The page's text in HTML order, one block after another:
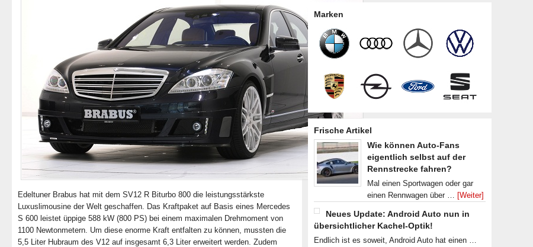
Edeltuner Brabus hat mit dem SV12 R Biturbo 800 die leistungsstärkste
Luxuslimousine der Welt geschaffen. Das Kraftpaket auf Basis eines Mercedes
S 600 leistet üppige 588 kW (800 PS) bei einem maximalen Drehmoment von
1100 Newtonmetern. Um diese enorme Kraft entfalten zu können, mussten die
5,5 Liter Hubraum des V12 auf insgesamt 6,3 Liter erweitert werden. Zudem
Marken
Frische Artikel
Wie können Auto-Fans
eigentlich selbst auf der
Rennstrecke fahren?
Mal einen Sportwagen oder gar
einen Rennwagen über … [Weiter]
Neues Update: Android Auto nun in
übersichtlicher Kachel-Optik!
Endlich ist es soweit, Android Auto hat einen …